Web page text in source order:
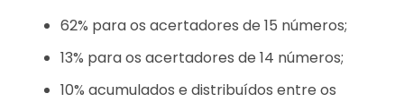
62% para os acertadores de 15 números;
13% para os acertadores de 14 números;
10% acumulados e distribuídos entre os